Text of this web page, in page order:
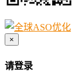
×
请登录